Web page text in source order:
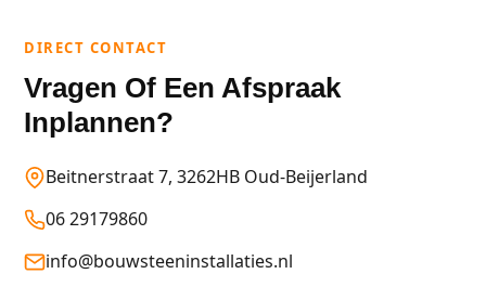
DIRECT CONTACT
Vragen Of Een Afspraak
Inplannen?
Beitnerstraat 7, 3262HB Oud-Beijerland
06 29179860
info@bouwsteeninstallaties.nl